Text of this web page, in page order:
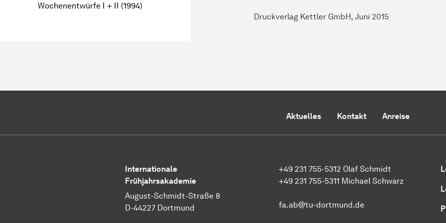
Wochenentwürfe I + II (1994)
Druckverlag Kettler GmbH, Juni 2015
Aktuelles Kontakt Anreise
Internationale
Frühjahrsakademie
August-Schmidt-Straße 8
D-44227 Dortmund
+49 231 755-5312 Olaf Schmidt
+49 231 755-5311 Michael Schwarz
fa.ab@tu-dortmund.de